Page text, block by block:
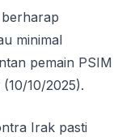
berharap
mіnіmаl
pemain PSIM
10/2025).
Irаk раѕtі